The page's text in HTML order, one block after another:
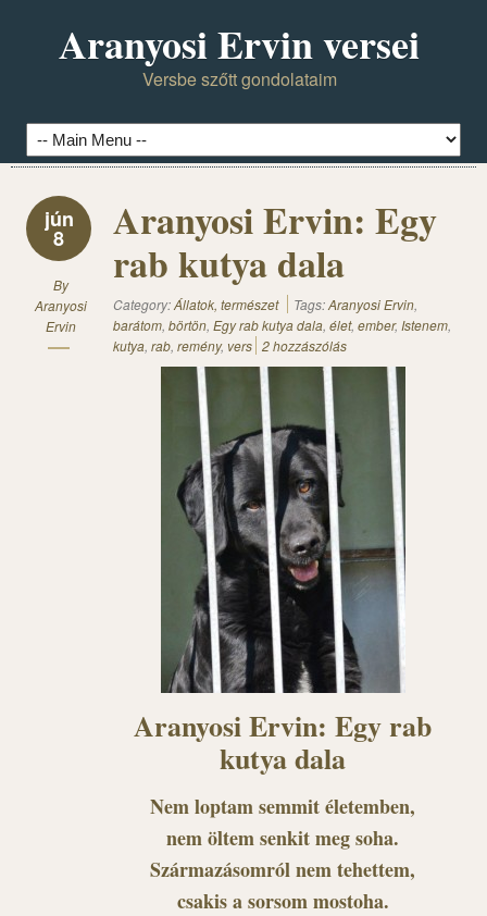
Aranyosi Ervin versei
Versbe szőtt gondolataim
jún
8
By
Aranyosi
Ervin
Aranyosi Ervin: Egy
rab kutya dala
Category:Állatok, természet Tags:Aranyosi Ervin,
barátom, börtön, Egy rab kutya dala, élet, ember, Istenem,
kutya, rab, remény, vers 2 hozzászólás
Aranyosi Ervin: Egy rab
kutya dala
Nem loptam semmit életemben,
nem öltem senkit meg soha.
Származásomról nem tehettem,
csakis a sorsom mostoha.